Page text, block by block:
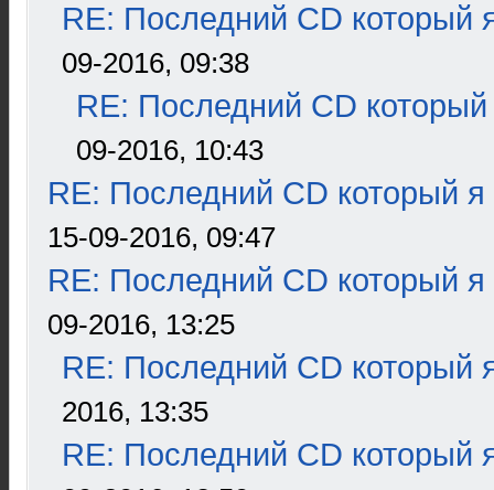
RE: Последний CD который
09-2016, 09:38
RE: Последний CD который
09-2016, 10:43
RE: Последний CD который я
15-09-2016, 09:47
RE: Последний CD который я
09-2016, 13:25
RE: Последний CD который
2016, 13:35
RE: Последний CD который